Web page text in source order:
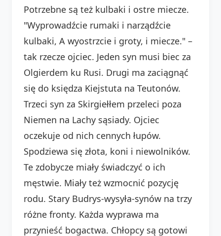
Potrzebne są też kulbaki i ostre miecze.
"Wyprowadźcie rumaki i narządźcie
kulbaki, A wyostrzcie i groty, i miecze." –
tak rzecze ojciec. Jeden syn musi biec za
Olgierdem ku Rusi. Drugi ma zaciągnąć
się do księdza Kiejstuta na Teutonów.
Trzeci syn za Skirgiełłem przeleci poza
Niemen na Lachy sąsiady. Ojciec
oczekuje od nich cennych łupów.
Spodziewa się złota, koni i niewolników.
Te zdobycze miały świadczyć o ich
męstwie. Miały też wzmocnić pozycję
rodu. Stary Budrys-wysyła-synów na trzy
różne fronty. Każda wyprawa ma
przynieść bogactwa. Chłopcy są gotowi